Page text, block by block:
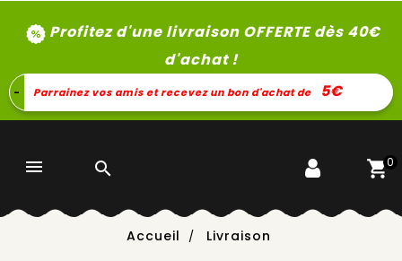
Profitez d'une livraison OFFERTE dès 40€
d'achat !
- Parrainez vos amis et recevez un bon d'achat de 5€
  0
Accueil Livraison